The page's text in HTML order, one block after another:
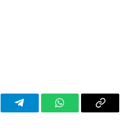
TelegramWhatsAppCopy